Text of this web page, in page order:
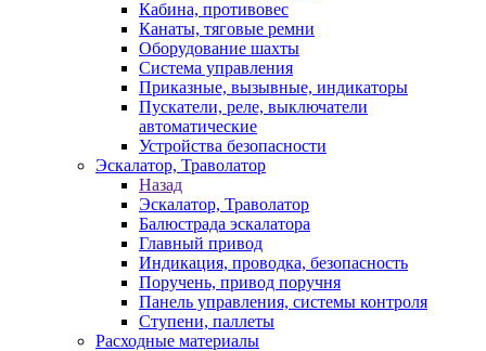
Кабина, противовес
Канаты, тяговые ремни
Оборудование шахты
Система управления
Приказные, вызывные, индикаторы
Пускатели, реле, выключатели
автоматические
Устройства безопасности
Эскалатор, Траволатор
Назад
Эскалатор, Траволатор
Балюстрада эскалатора
Главный привод
Индикация, проводка, безопасность
Поручень, привод поручня
Панель управления, системы контроля
Ступени, паллеты
Расходные материалы